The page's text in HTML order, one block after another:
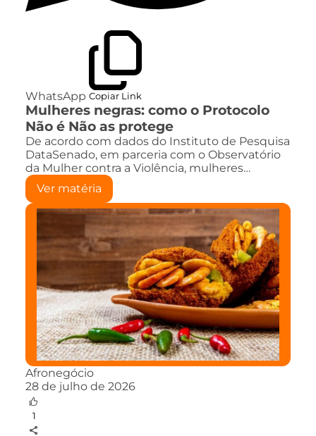
WhatsApp Copiar Link
Mulheres negras: como o Protocolo
Não é Não as protege
De acordo com dados do Instituto de Pesquisa
DataSenado, em parceria com o Observatório
da Mulher contra a Violência, mulheres…
Ver matéria
Afronegócio
28 de julho de 2026
1